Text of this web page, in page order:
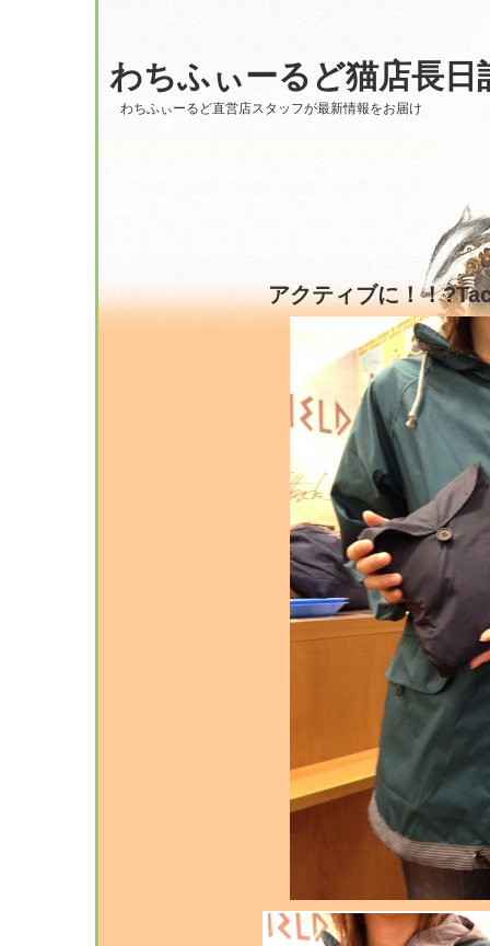
わちふぃーるど猫店長日
わちふぃーるど直営店スタッフが最新情報をお届け
アクティブに！！